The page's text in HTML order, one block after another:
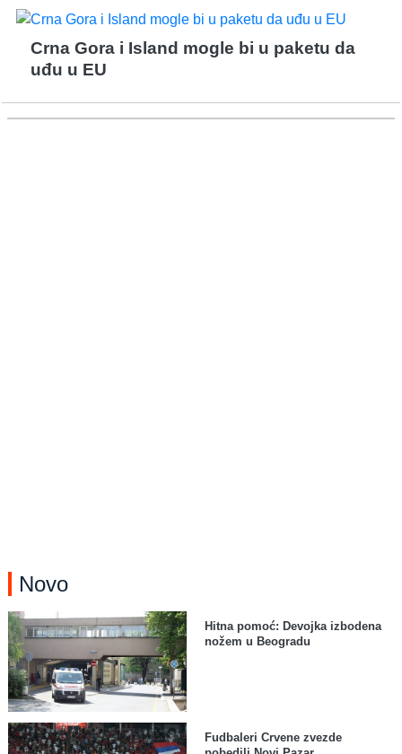
Crna Gora i Island mogle bi u paketu da
uđu u EU
Novo
Hitna pomoć: Devojka izbodena
nožem u Beogradu
Fudbaleri Crvene zvezde